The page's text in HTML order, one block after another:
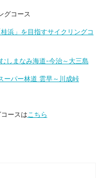
グコース
浜」を目指すサイクリングコ
しまなみ海道-今治～大三島
ーパー林道 雲早～川成峠
ースはこちら